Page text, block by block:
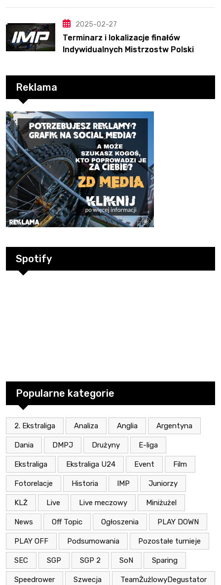
2025-02-27
Terminarz i lokalizacje finałów
Indywidualnych Mistrzostw Polski
Reklama
Spotify
Popularne kategorie
2. Ekstraliga Analiza Anglia Argentyna
Dania DMPJ Drużyny E-liga
Ekstraliga Ekstraliga U24 Event Film
Fotorelacje Historia IMP Juniorzy
KLŻ Live Live meczowy Miniżużel
News Off Topic Ogłoszenia PLAY DOWN
PLAY OFF Podsumowania Pozostałe turnieje
SEC SGP SGP 2 SoN Sparing
Speedrower Szwecja TeamŻużlowyDegustator